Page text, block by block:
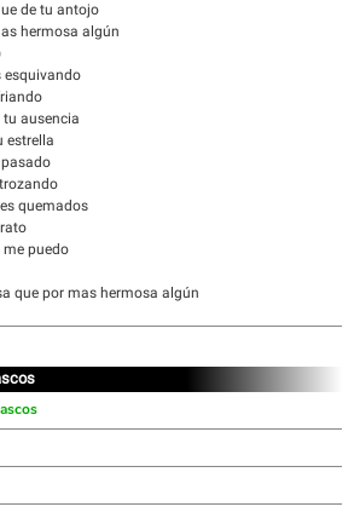
de tu antojo
hermosa algún
esquivando
ausencia
estrella
pasado
quemados
me puedo
que por mas hermosa algún